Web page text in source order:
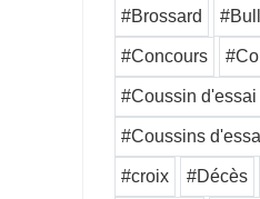
#Brossard
#Concours
#Coussin d'essai
#Coussins
#croix #Décès